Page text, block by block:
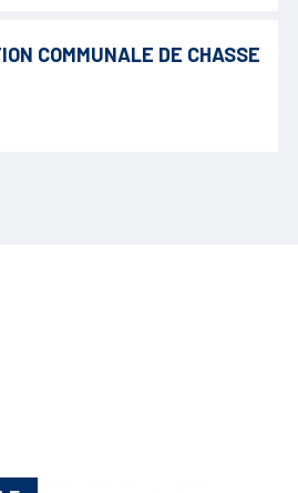
COMMUNALE DE CHASSE